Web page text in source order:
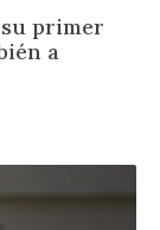
primer
a